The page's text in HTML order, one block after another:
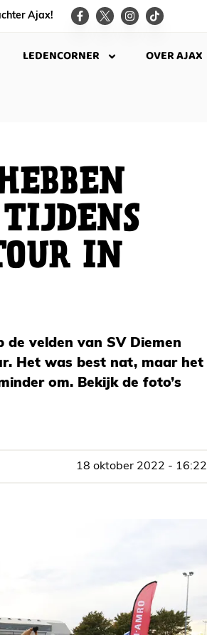
Ajax!
LEDENCORNER OVER AJAX
IN
de velden van SV Diemen
Het was best nat, maar het
om. Bekijk de foto’s
18 oktober 2022 - 16:22